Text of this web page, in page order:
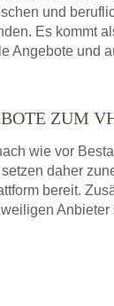
und
Es kommt
Angebote und
ZUM
wie vor
daher
bereit.